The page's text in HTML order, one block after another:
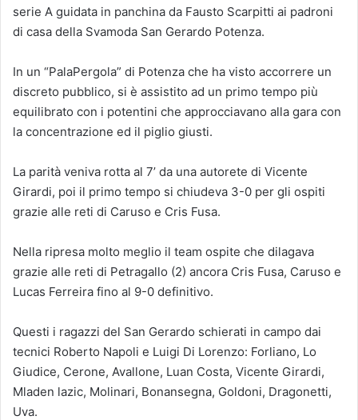
serie A guidata in panchina da Fausto Scarpitti ai padroni
di casa della Svamoda San Gerardo Potenza.
In un “PalaPergola” di Potenza che ha visto accorrere un
discreto pubblico, si è assistito ad un primo tempo più
equilibrato con i potentini che approcciavano alla gara con
la concentrazione ed il piglio giusti.
La parità veniva rotta al 7’ da una autorete di Vicente
Girardi, poi il primo tempo si chiudeva 3-0 per gli ospiti
grazie alle reti di Caruso e Cris Fusa.
Nella ripresa molto meglio il team ospite che dilagava
grazie alle reti di Petragallo (2) ancora Cris Fusa, Caruso e
Lucas Ferreira fino al 9-0 definitivo.
Questi i ragazzi del San Gerardo schierati in campo dai
tecnici Roberto Napoli e Luigi Di Lorenzo: Forliano, Lo
Giudice, Cerone, Avallone, Luan Costa, Vicente Girardi,
Mladen lazic, Molinari, Bonansegna, Goldoni, Dragonetti,
Uva.